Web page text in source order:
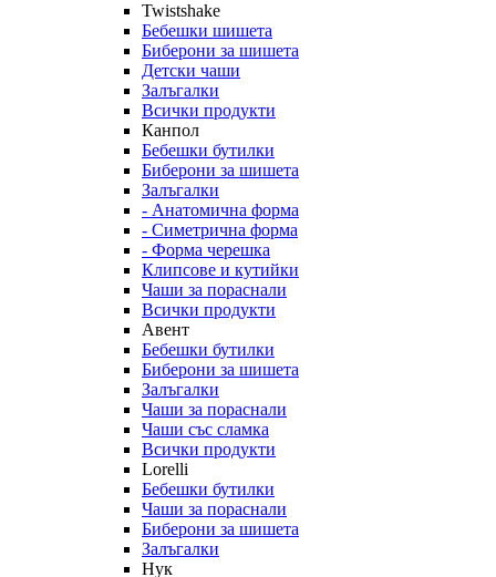
Twistshake
Бебешки шишета
Биберони за шишета
Детски чаши
Залъгалки
Всички продукти
Канпол
Бебешки бутилки
Биберони за шишета
Залъгалки
- Анатомична форма
- Симетрична форма
- Форма черешка
Клипсове и кутийки
Чаши за пораснали
Всички продукти
Авент
Бебешки бутилки
Биберони за шишета
Залъгалки
Чаши за пораснали
Чаши със сламка
Всички продукти
Lorelli
Бебешки бутилки
Чаши за пораснали
Биберони за шишета
Залъгалки
Нук